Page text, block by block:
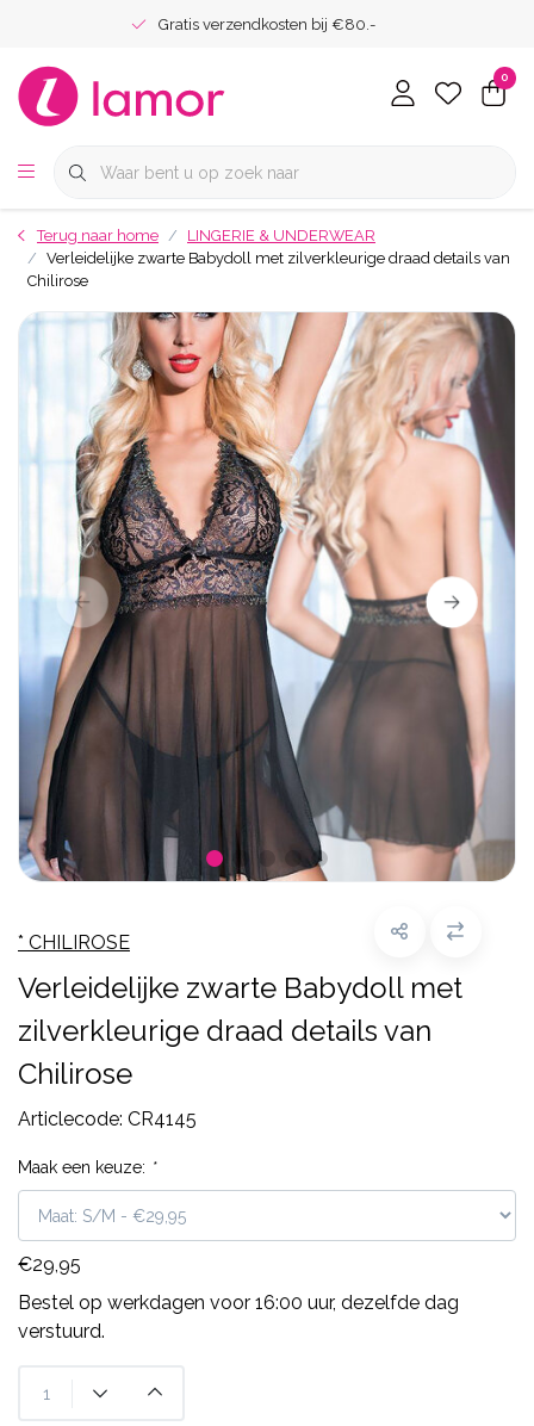
Gratis verzendkosten bij €80.-
0
Terug naar home
LINGERIE & UNDERWEAR
Verleidelijke zwarte Babydoll met zilverkleurige draad details van
Chilirose
* CHILIROSE
Verleidelijke zwarte Babydoll met
zilverkleurige draad details van
Chilirose
Articlecode: CR4145
Maak een keuze: *
€29,95
Bestel op werkdagen voor 16:00 uur, dezelfde dag
verstuurd.